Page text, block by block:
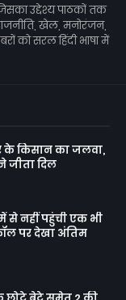
उद्देश्य पाठकों तक
खेल, मनोरंजन,
को सरल हिंदी भाषा में
के किसान का जलवा,
दिल
से नहीं पहुंची एक भी
पर देखा अंतिम